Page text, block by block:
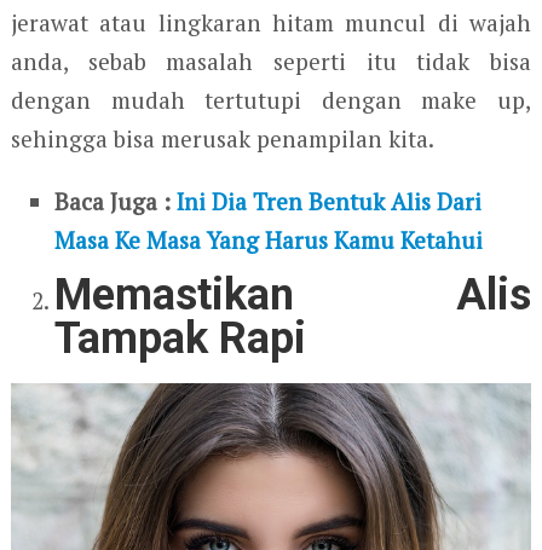
jerawat atau lingkaran hitam muncul di wajah
anda, sebab masalah seperti itu tidak bisa
dengan mudah tertutupi dengan make up,
sehingga bisa merusak penampilan kita.
Baca Juga :Ini Dia Tren Bentuk Alis Dari
Masa Ke Masa Yang Harus Kamu Ketahui
Memastikan Alis
Tampak Rapi